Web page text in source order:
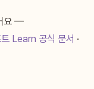
요 —
Learn 공식 문서 ·